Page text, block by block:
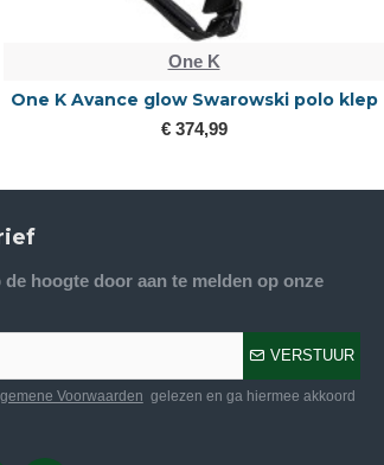
One K
One K Avance glow Swarowski polo klep
€ 374,99
hoogte door aan te melden op onze
VERSTUUR
Voorwaarden gelezen en ga hiermee akkoord